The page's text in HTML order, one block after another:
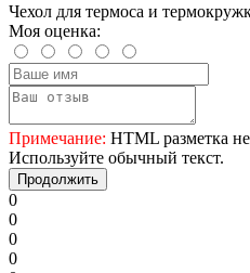
Чехол для термоса и
Моя оценка:
Примечание: HTML разметка
Используйте обычный текст.
Продолжить
0
0
0
0